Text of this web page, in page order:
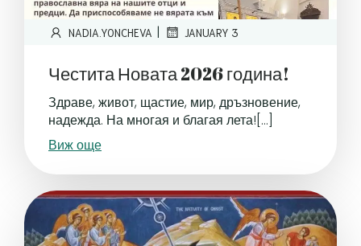
NADIA.YONCHEVA | JANUARY 3
Честита Новата 2026 година!
Здраве, живот, щастие, мир, дръзновение,
надежда. На многая и благая лета![…]
Виж още